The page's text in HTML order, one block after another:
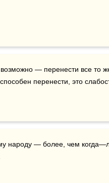
— перенести все то
перенести, это
народу — более, чем